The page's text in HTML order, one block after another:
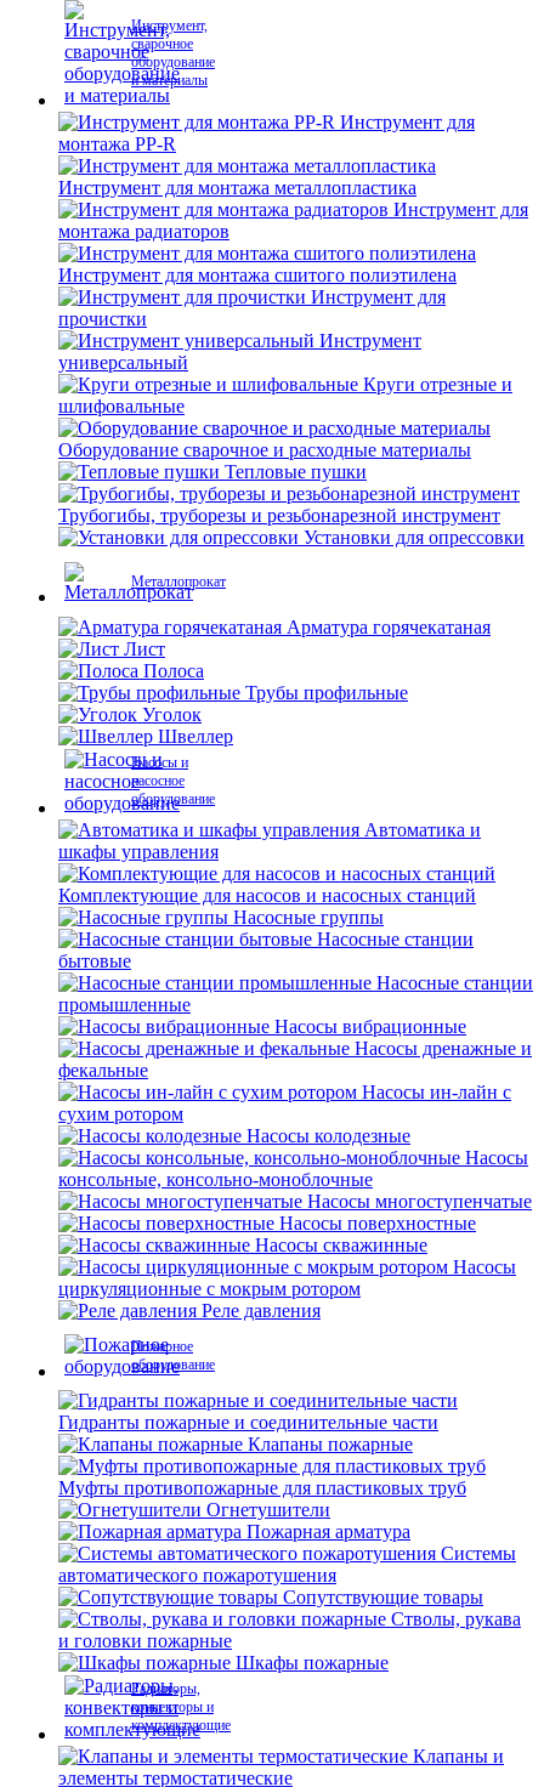
Инструмент,
сварочное
оборудование
и материалы
Инструмент для
монтажа PP-R
Инструмент для монтажа металлопластика
Инструмент для
монтажа радиаторов
Инструмент для монтажа сшитого полиэтилена
Инструмент для
прочистки
Инструмент
универсальный
Круги отрезные и
шлифовальные
Оборудование сварочное и расходные материалы
Тепловые пушки
Трубогибы, труборезы и резьбонарезной инструмент
Установки для опрессовки
Металлопрокат
Арматура горячекатаная
Лист
Полоса
Трубы профильные
Уголок
Швеллер
Насосы и
насосное
оборудование
Автоматика и
шкафы управления
Комплектующие для насосов и насосных станций
Насосные группы
Насосные станции
бытовые
Насосные станции
промышленные
Насосы вибрационные
Насосы дренажные и
фекальные
Насосы ин-лайн с
сухим ротором
Насосы колодезные
Насосы
консольные, консольно-моноблочные
Насосы многоступенчатые
Насосы поверхностные
Насосы скважинные
Насосы
циркуляционные с мокрым ротором
Реле давления
Пожарное
оборудование
Гидранты пожарные и соединительные части
Клапаны пожарные
Муфты противопожарные для пластиковых труб
Огнетушители
Пожарная арматура
Системы
автоматического пожаротушения
Сопутствующие товары
Стволы, рукава
и головки пожарные
Шкафы пожарные
Радиаторы,
конвекторы и
комплектующие
Клапаны и
элементы термостатические